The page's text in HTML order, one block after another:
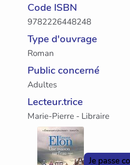
Code ISBN
9782226448248
Type d'ouvrage
Roman
Public concerné
Adultes
Lecteur.trice
Marie-Pierre - Libraire
Je passe